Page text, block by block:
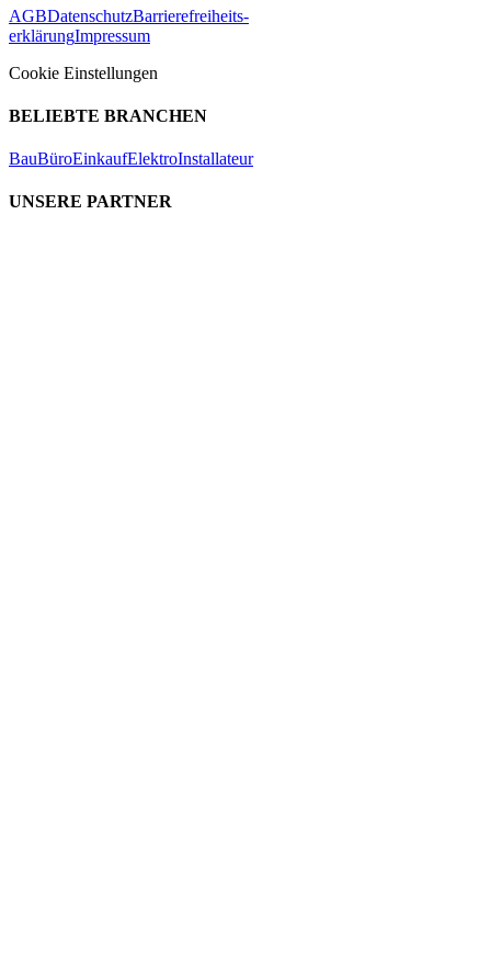
AGBDatenschutzBarrierefreiheits-
erklärungImpressum
Cookie Einstellungen
BELIEBTE BRANCHEN
BauBüroEinkaufElektroInstallateur
UNSERE PARTNER